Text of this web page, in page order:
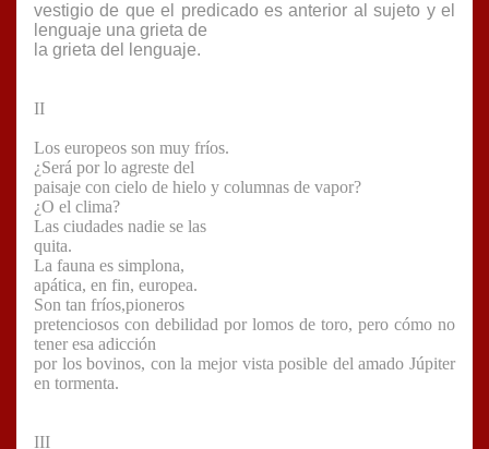
vestigio de que el predicado es anterior al sujeto y el
lenguaje una grieta de
la grieta del lenguaje.
II
Los europeos son muy fríos.
¿Será por lo agreste del
paisaje con cielo de hielo y columnas de vapor?
¿O el clima?
Las ciudades nadie se las
quita.
La fauna es simplona,
apática, en fin, europea.
Son tan fríos,pioneros
pretenciosos con debilidad por lomos de toro, pero cómo no
tener esa adicción
por los bovinos, con la mejor vista posible del amado Júpiter
en tormenta.
III